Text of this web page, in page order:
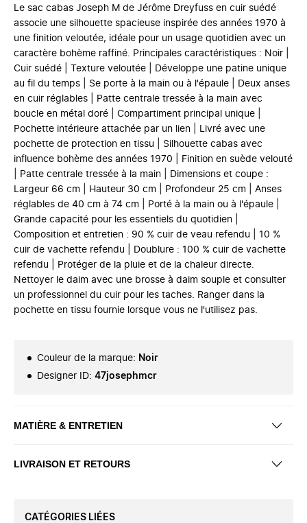
Le sac cabas Joseph M de Jérôme Dreyfuss en cuir suédé
associe une silhouette spacieuse inspirée des années 1970 à
une finition veloutée, idéale pour un usage quotidien avec un
caractère bohème raffiné. Principales caractéristiques : Noir |
Cuir suédé | Texture veloutée | Développe une patine unique
au fil du temps | Se porte à la main ou à l'épaule | Deux anses
en cuir réglables | Patte centrale tressée à la main avec
boucle en métal doré | Compartiment principal unique |
Pochette intérieure attachée par un lien | Livré avec une
pochette de protection en tissu | Silhouette cabas avec
influence bohème des années 1970 | Finition en suède velouté
| Patte centrale tressée à la main | Dimensions et coupe :
Largeur 66 cm | Hauteur 30 cm | Profondeur 25 cm | Anses
réglables de 40 cm à 74 cm | Porté à la main ou à l'épaule |
Grande capacité pour les essentiels du quotidien |
Composition et entretien : 90 % cuir de veau refendu | 10 %
cuir de vachette refendu | Doublure : 100 % cuir de vachette
refendu | Protéger de la pluie et de la chaleur directe.
Nettoyer le daim avec une brosse à daim souple et consulter
un professionnel du cuir pour les taches. Ranger dans la
pochette en tissu fournie lorsque vous ne l'utilisez pas.
Couleur de la marque: Noir
Designer ID: 47josephmcr
MATIÈRE & ENTRETIEN
LIVRAISON ET RETOURS
CATÉGORIES LIÉES